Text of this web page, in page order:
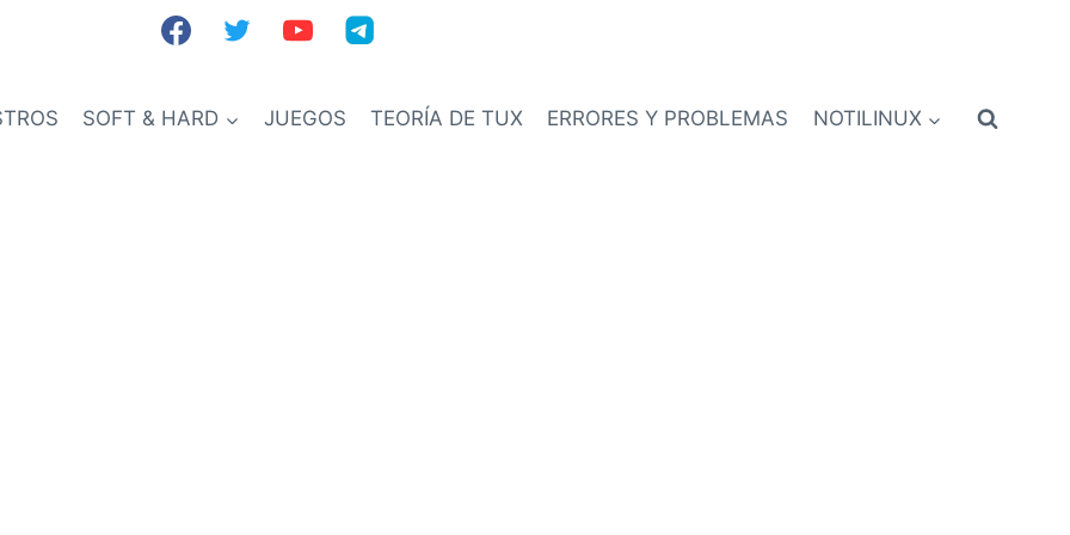
SOFT & HARD JUEGOS TEORÍA DE TUX ERRORES Y PROBLEMAS NOTILINUX